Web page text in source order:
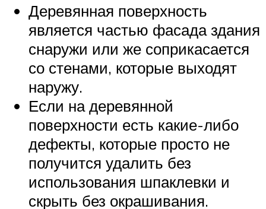
Деревянная поверхность
является частью фасада здания
снаружи или же соприкасается
со стенами, которые выходят
наружу.
Если на деревянной
поверхности есть какие-либо
дефекты, которые просто не
получится удалить без
использования шпаклевки и
скрыть без окрашивания.